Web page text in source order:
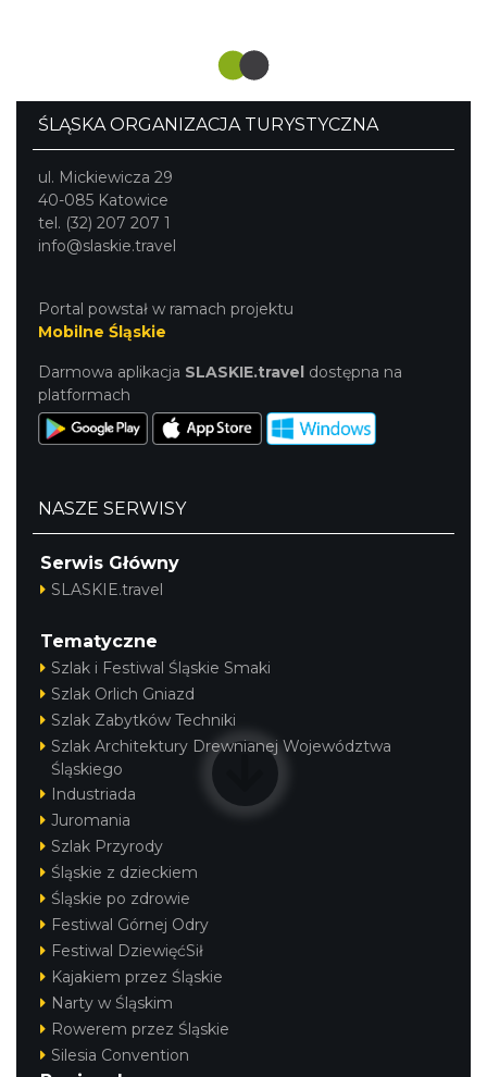
ŚLĄSKA ORGANIZACJA TURYSTYCZNA
ul. Mickiewicza 29
40-085 Katowice
tel. (32) 207 207 1
info@slaskie.travel
Portal powstał w ramach projektu
Mobilne Śląskie
Darmowa aplikacja SLASKIE.travel dostępna na
platformach
NASZE SERWISY
Serwis Główny
SLASKIE.travel
Tematyczne
Szlak i Festiwal Śląskie Smaki
Szlak Orlich Gniazd
Szlak Zabytków Techniki
Szlak Architektury Drewnianej Województwa
Śląskiego
Industriada
Juromania
Szlak Przyrody
Śląskie z dzieckiem
Śląskie po zdrowie
Festiwal Górnej Odry
Festiwal DziewięćSił
Kajakiem przez Śląskie
Narty w Śląskim
Rowerem przez Śląskie
Silesia Convention